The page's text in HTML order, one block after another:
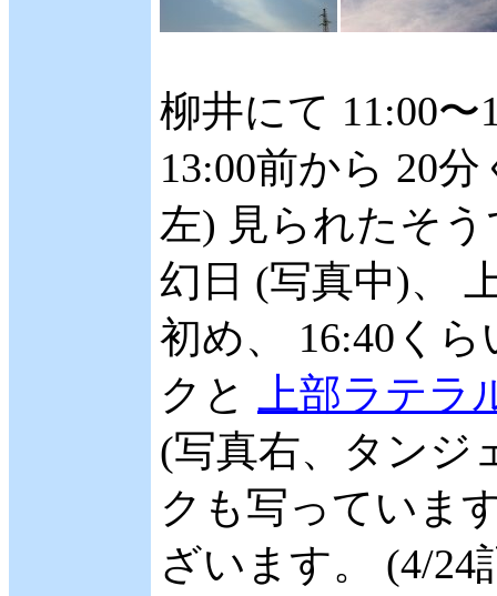
柳井にて 11:00
13:00前から 20
左) 見られたそ
幻日 (写真中)、
初め、 16:40く
クと
上部ラテラ
(写真右、タンジ
クも写っていま
ざいます。 (4/24